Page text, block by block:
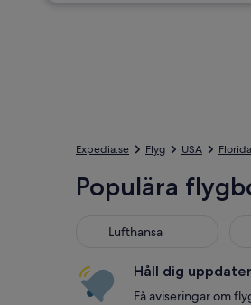
Expedia.se Flyg USA Florida
Populära
Lufthansa
Lufthansa
Håll dig
Få aviseringar om